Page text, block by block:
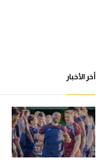
آسيا
ركن الألعاب
أخر الأخبار